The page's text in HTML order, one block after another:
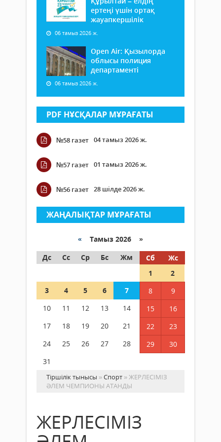
ертеңі үшін ортақ
жауапкершілік
06 тамыз 2026 ж.
Open Air: Қызылорда
облысы полиция
департаменті
06 тамыз 2026 ж.
PDF НҰСҚАЛАР МҰРАҒАТЫ
№58 газет 04 тамыз 2026 ж.
№57 газет 01 тамыз 2026 ж.
№56 газет 28 шілде 2026 ж.
ЖАҢАЛЫҚТАР МҰРАҒАТЫ
« Тамыз 2026 »
Дс
Сс Ср Бс Жм Сб
Жс
1
2
3
4 5 6 7 8
9
10
11 12 13 14 15
16
17
18 19 20 21 22
23
24
25 26 27 28 29
30
31
Тіршілік тынысы »Спорт » ЖЕРЛЕСІМІЗ
ӘЛЕМ ЧЕМПИОНЫ АТАНДЫ
ЖЕРЛЕСІМІЗ